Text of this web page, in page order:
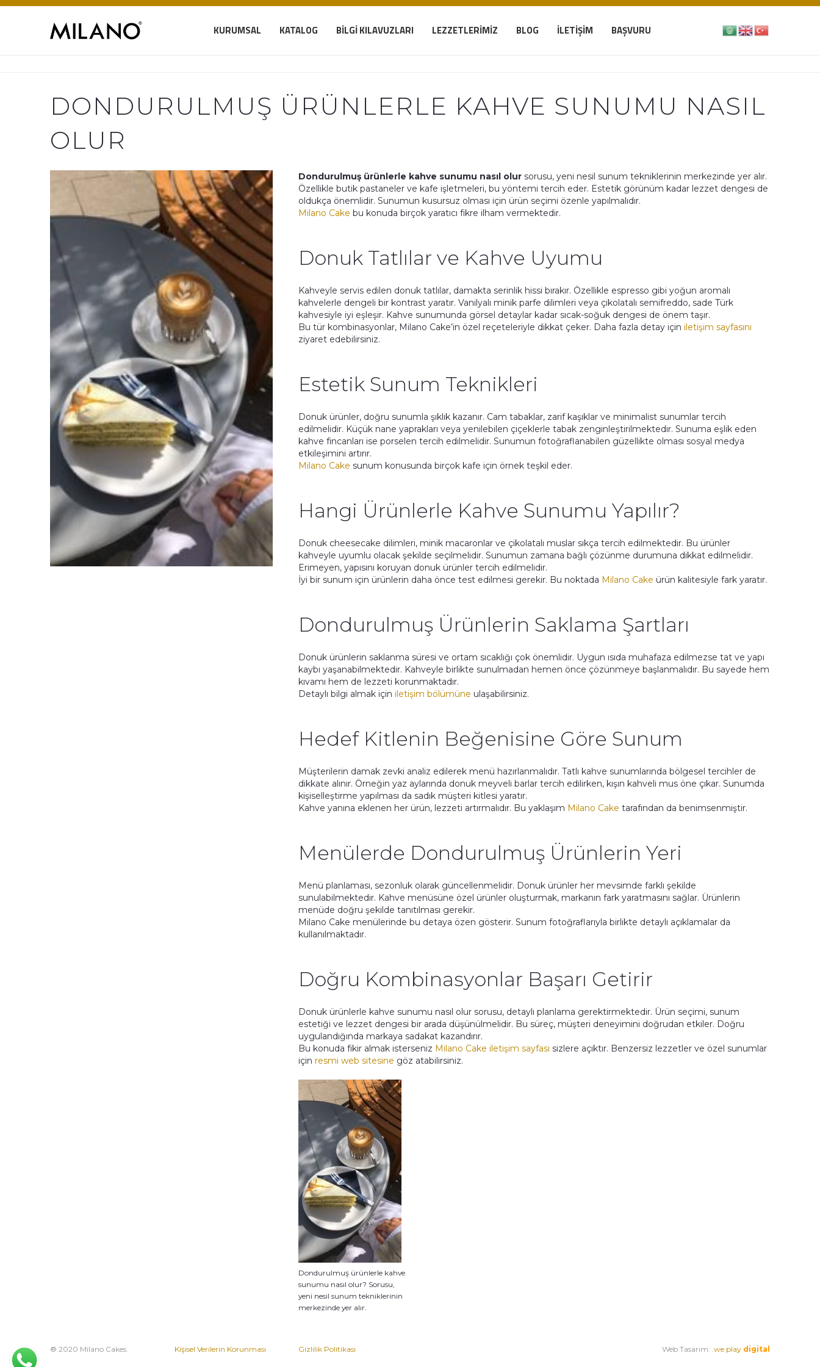
KURUMSAL KATALOG BILGI KILAVUZLARI LEZZETLERIMIZ BLOG İLETIŞIM BAŞVURU
DONDURULMUŞ ÜRÜNLERLE KAHVE SUNUMU NASIL
OLUR
Dondurulmuş ürünlerle kahve sunumu nasıl olur sorusu, yeni nesil sunum tekniklerinin merkezinde yer alır.
Özellikle butik pastaneler ve kafe işletmeleri, bu yöntemi tercih eder. Estetik görünüm kadar lezzet dengesi de
oldukça önemlidir. Sunumun kusursuz olması için ürün seçimi özenle yapılmalıdır.
Milano Cake bu konuda birçok yaratıcı fikre ilham vermektedir.
Donuk Tatlılar ve Kahve Uyumu
Kahveyle servis edilen donuk tatlılar, damakta serinlik hissi bırakır. Özellikle espresso gibi yoğun aromalı
kahvelerle dengeli bir kontrast yaratır. Vanilyalı minik parfe dilimleri veya çikolatalı semifreddo, sade Türk
kahvesiyle iyi eşleşir. Kahve sunumunda görsel detaylar kadar sıcak-soğuk dengesi de önem taşır.
Bu tür kombinasyonlar, Milano Cake’in özel reçeteleriyle dikkat çeker. Daha fazla detay içiniletişim sayfasını
ziyaret edebilirsiniz.
Estetik Sunum Teknikleri
Donuk ürünler, doğru sunumla şıklık kazanır. Cam tabaklar, zarif kaşıklar ve minimalist sunumlar tercih
edilmelidir. Küçük nane yaprakları veya yenilebilen çiçeklerle tabak zenginleştirilmektedir. Sunuma eşlik eden
kahve fincanları ise porselen tercih edilmelidir. Sunumun fotoğraflanabilen güzellikte olması sosyal medya
etkileşimini artırır.
Milano Cake sunum konusunda birçok kafe için örnek teşkil eder.
Hangi Ürünlerle Kahve Sunumu Yapılır?
Donuk cheesecake dilimleri, minik macaronlar ve çikolatalı muslar sıkça tercih edilmektedir. Bu ürünler
kahveyle uyumlu olacak şekilde seçilmelidir. Sunumun zamana bağlı çözünme durumuna dikkat edilmelidir.
Erimeyen, yapısını koruyan donuk ürünler tercih edilmelidir.
İyi bir sunum için ürünlerin daha önce test edilmesi gerekir. Bu noktada Milano Cake ürün kalitesiyle fark yaratır.
Dondurulmuş Ürünlerin Saklama Şartları
Donuk ürünlerin saklanma süresi ve ortam sıcaklığı çok önemlidir. Uygun ısıda muhafaza edilmezse tat ve yapı
kaybı yaşanabilmektedir. Kahveyle birlikte sunulmadan hemen önce çözünmeye başlanmalıdır. Bu sayede hem
kıvamı hem de lezzeti korunmaktadır.
Detaylı bilgi almak içiniletişim bölümüne ulaşabilirsiniz.
Hedef Kitlenin Beğenisine Göre Sunum
Müşterilerin damak zevki analiz edilerek menü hazırlanmalıdır. Tatlı kahve sunumlarında bölgesel tercihler de
dikkate alınır. Örneğin yaz aylarında donuk meyveli barlar tercih edilirken, kışın kahveli mus öne çıkar. Sunumda
kişiselleştirme yapılması da sadık müşteri kitlesi yaratır.
Kahve yanına eklenen her ürün, lezzeti artırmalıdır. Bu yaklaşım Milano Cake tarafından da benimsenmiştir.
Menülerde Dondurulmuş Ürünlerin Yeri
Menü planlaması, sezonluk olarak güncellenmelidir. Donuk ürünler her mevsimde farklı şekilde
sunulabilmektedir. Kahve menüsüne özel ürünler oluşturmak, markanın fark yaratmasını sağlar. Ürünlerin
menüde doğru şekilde tanıtılması gerekir.
Milano Cake menülerinde bu detaya özen gösterir. Sunum fotoğraflarıyla birlikte detaylı açıklamalar da
kullanılmaktadır.
Doğru Kombinasyonlar Başarı Getirir
Donuk ürünlerle kahve sunumu nasıl olur sorusu, detaylı planlama gerektirmektedir. Ürün seçimi, sunum
estetiği ve lezzet dengesi bir arada düşünülmelidir. Bu süreç, müşteri deneyimini doğrudan etkiler. Doğru
uygulandığında markaya sadakat kazandırır.
Bu konuda fikir almak isterseniz Milano Cake iletişim sayfası sizlere açıktır. Benzersiz lezzetler ve özel sunumlar
içinresmi web sitesine göz atabilirsiniz.
Dondurulmuş ürünlerle kahve
sunumu nasıl olur? Sorusu,
yeni nesil sunum tekniklerinin
merkezinde yer alır.
® 2020 Milano Cakes. Kişisel Verilerin Korunması Gizlilik Politikası Web Tasarım: .we play digital